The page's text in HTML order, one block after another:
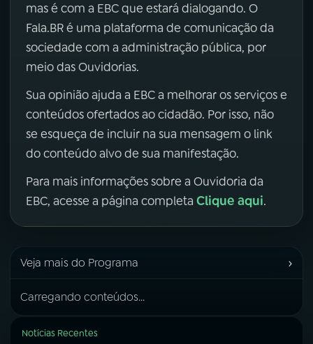
mas é com a EBC que estará dialogando. O
Fala.BR é uma plataforma de comunicação da
sociedade com a administração pública, por
meio das Ouvidorias.
Sua opinião ajuda a EBC a melhorar os serviços e
conteúdos ofertados ao cidadão. Por isso, não
se esqueça de incluir na sua mensagem o link
do conteúdo alvo de sua manifestação.
Para mais informações sobre a Ouvidoria da
EBC, acesse a página completa Clique aqui.
Veja mais do Programa ›
Carregando conteúdos...
Notícias Recentes